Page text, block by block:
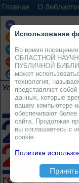
Главная О
Услуги Ресурсы
Использование
Во время
ОБЛАСТНОЙ
ПУБЛИЧНОЙ
может
технология,
представляют
данных, которые
вашем компьютере
обеспечивают
сайта. Продолжая
вы соглашаетесь с
cookie.
Политика
Принять